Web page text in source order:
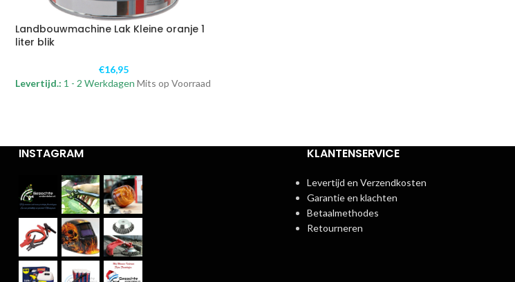
Landbouwmachine Lak Kleine oranje 1
liter blik
€16,95
Levertijd.: 1 - 2 Werkdagen Mits op Voorraad
INSTAGRAM KLANTENSERVICE
Levertijd en Verzendkosten
Garantie en klachten
Betaalmethodes
Retourneren